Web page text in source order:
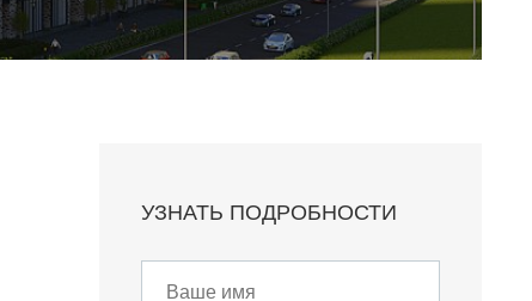
О КОМПАНИИ
БЕСТ-Новострой
УЗНАТЬ ПОДРОБНОСТИ